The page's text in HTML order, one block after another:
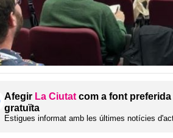
Afegir La Ciutat com a font
gratuïta
Estigues informat amb les últimes notícies